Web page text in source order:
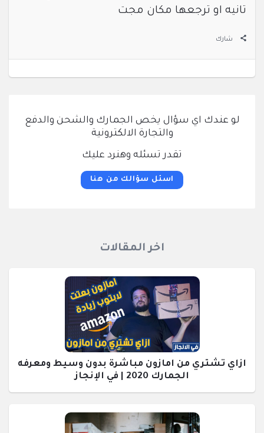
تانيه او ترجعها مكان مجت
شارك
لو عندك اي سؤال يخص الجمارك والشحن والدفع
والتجارة الالكترونية
تقدر تسئله وهنرد عليك
اسئل سؤالك من هنا
اخر المقالات
ازاي تشتري من امازون مباشرة بدون وسيط ومعرفه
الجمارك 2020 | في الإنجاز